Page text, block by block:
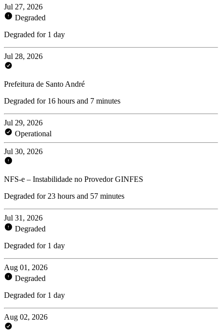
Jul 27, 2026
Degraded
Degraded for 1 day
Jul 28, 2026
Prefeitura de Santo André
Degraded for 16 hours and 7 minutes
Jul 29, 2026
Operational
Jul 30, 2026
NFS-e – Instabilidade no Provedor GINFES
Degraded for 23 hours and 57 minutes
Jul 31, 2026
Degraded
Degraded for 1 day
Aug 01, 2026
Degraded
Degraded for 1 day
Aug 02, 2026